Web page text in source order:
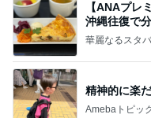
【ANAプレ
沖縄往復で
華麗なるスタ
精神的に楽
Amebaトピッ